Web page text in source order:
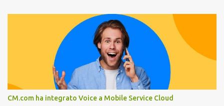
impianti di riscaldamento, stufe e camini, e fumisteria in generale
offre la registrazione gratuita a vantaggio di tutte le aziende
operanti nel settore. E’ possibile infatti all’interno del sito inserire
gratuitamente i propri dati aziendali, indirizzi, recapiti, recensione
(che verrà corretta, migliorata e modificata all’occorrenza da
redattori specializzati), immagini dei prodotti e fino a un massimo
di 5 servizi e prodotti specificandone uno o più principali. Le
CM.com ha integrato Voice a Mobile Service Cloud